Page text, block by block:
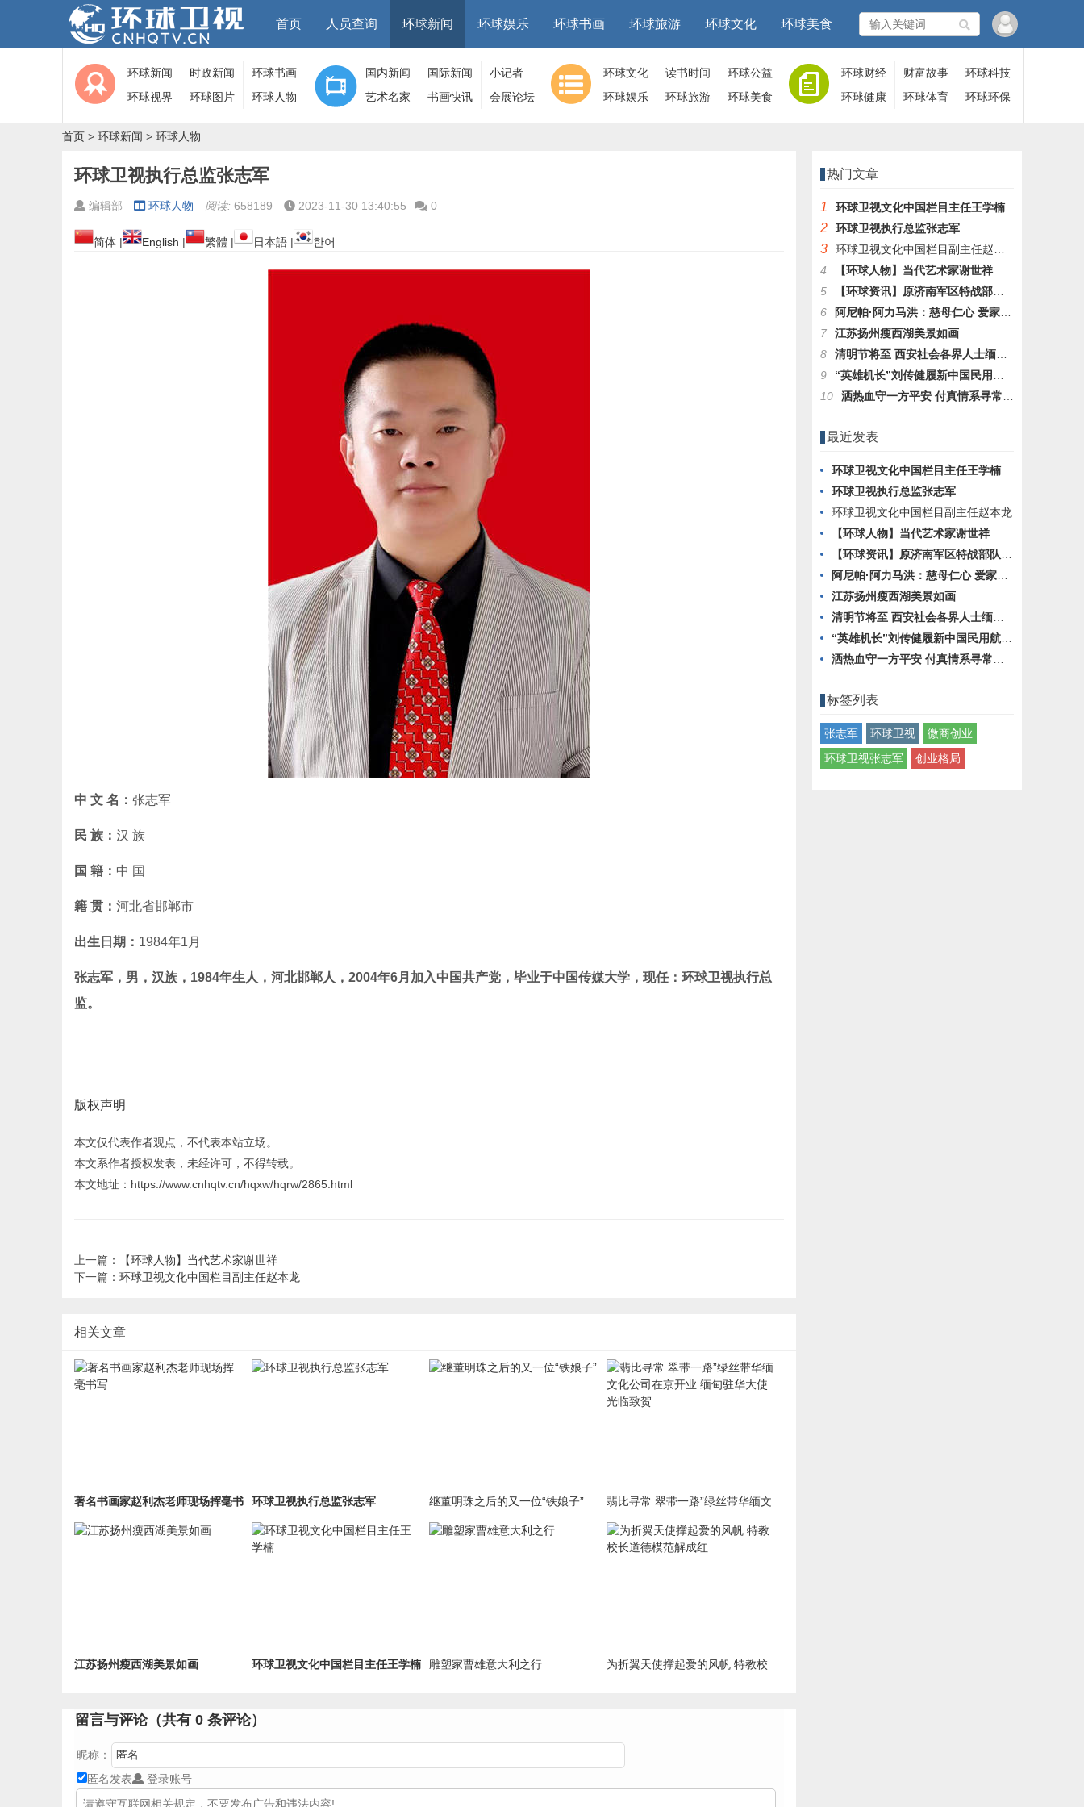
首页 人员查询 环球新闻 环球娱乐 环球书画 环球旅游 环球文化 环球美食
环球新闻 时政新闻
环球书画
环球视界
环球图片 环球人物
国内新闻 国际新闻
小记者
艺术名家
书画快讯 会展论坛
环球文化 读书时间
环球公益
环球娱乐
环球旅游 环球美食
环球财经 财富故事
环球科技
环球健康
环球体育 环球环保
首页 > 环球新闻 > 环球人物
环球卫视执行总监张志军
编辑部 环球人物 阅读: 658189 2023-11-30 13:40:55 0
简体 | English | 繁體 | 日本語 | 한어
中 文 名： 张志军
民 族： 汉 族
国 籍： 中 国
籍 贯： 河北省邯郸市
出生日期： 1984年1月
张志军，男，汉族，1984年生人，河北邯郸人，2004年6月加入中国共产党，毕业于中国传媒大学，现任：环球卫视执行总
监。
版权声明
本文仅代表作者观点，不代表本站立场。
本文系作者授权发表，未经许可，不得转载。
本文地址：https://www.cnhqtv.cn/hqxw/hqrw/2865.html
上一篇：
【环球人物】当代艺术家谢世祥
下一篇： 环球卫视文化中国栏目副主任赵本龙
相关文章
著名书画家赵利杰老师现场挥毫书
写
环球卫视执行总监张志军 继董明珠之后的又一位“铁娘子”
翡比寻常 翠带一路”绿丝带华缅文
化公司在京开业 缅甸驻华大使光
临致贺
江苏扬州瘦西湖美景如画 环球卫视文化中国栏目主任王学楠 雕塑家曹雄意大利之行
为折翼天使撑起爱的风帆 特教校
留言与评论（共有 0 条评论）
昵称：
匿名发表
登录账号
热门文章
1 环球卫视文化中国栏目主任王学楠
2 环球卫视执行总监张志军
3
环球卫视文化中国栏目副主任赵本龙
4
【环球人物】当代艺术家谢世祥
5
【环球资讯】原济南军区特战部队自主择业军转干部张洪存冲顶之路
6
阿尼帕·阿力马洪：慈母仁心 爱家爱国
7
江苏扬州瘦西湖美景如画
8
清明节将至 西安社会各界人士缅怀革命先烈开展祭扫活动
9
“英雄机长”刘传健履新中国民用航空飞行学院，担任总飞行师
10
洒热血守一方平安 付真情系寻常百姓—成安县看守所所长 赵振勇
最近发表
环球卫视文化中国栏目主任王学楠
环球卫视执行总监张志军
环球卫视文化中国栏目副主任赵本龙
【环球人物】当代艺术家谢世祥
【环球资讯】原济南军区特战部队自主择业军转干部张洪存冲顶之路
阿尼帕·阿力马洪：慈母仁心 爱家爱国
江苏扬州瘦西湖美景如画
清明节将至 西安社会各界人士缅怀革命先烈开展祭扫活动
“英雄机长”刘传健履新中国民用航空飞行学院，担任总飞行师
洒热血守一方平安 付真情系寻常百姓—成安县看守所所长 赵振勇
标签列表
张志军 环球卫视
微商创业
环球卫视张志军
创业格局